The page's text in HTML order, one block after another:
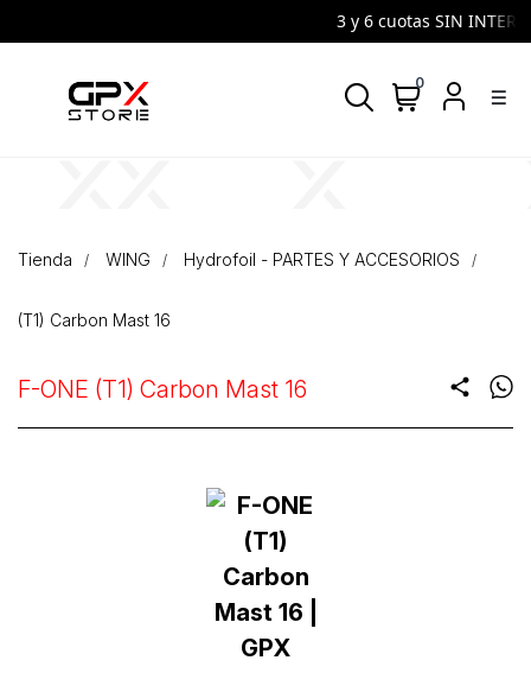
3 y 6 cuotas SIN
density_medium
0
Tienda WING Hydrofoil - PARTES Y ACCESORIOS
(T1) Carbon Mast 16
F-ONE (T1) Carbon Mast 16 share